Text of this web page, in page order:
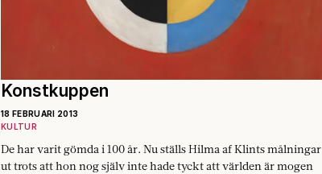
Konstkuppen
18 FEBRUARI 2013
KULTUR
De har varit gömda i 100 år. Nu ställs Hilma af Klints målningar
ut trots att hon nog själv inte hade tyckt att världen är mogen